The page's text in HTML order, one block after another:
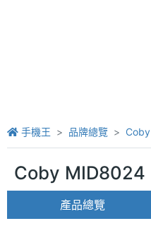
手機王 品牌總覽 Coby
Coby MID8024
產品總覽